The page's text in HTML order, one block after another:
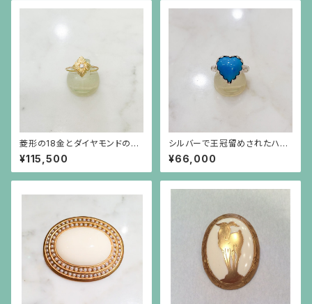
菱形の18金とダイヤモンドの華
奢なリング（大）
¥115,500
シルバーで王冠留めされたハー
トシェイプのターコイズ（11.61c
t）のリング
¥66,000